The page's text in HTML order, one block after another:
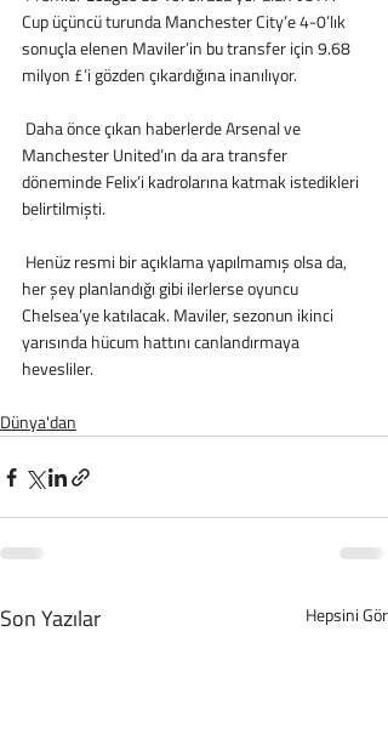
Cup üçüncü turunda Manchester City’e 4-0’lık
sonuçla elenen Maviler’in bu transfer için 9.68
milyon £’i gözden çıkardığına inanılıyor.
Manchester United’ın da ara transfer
döneminde Felix’i kadrolarına katmak istedikleri
belirtilmişti.
her şey planlandığı gibi ilerlerse oyuncu
Chelsea’ye katılacak. Maviler, sezonun ikinci
yarısında hücum hattını canlandırmaya
hevesliler.
Dünya'dan
Son Yazılar Hepsini Gör